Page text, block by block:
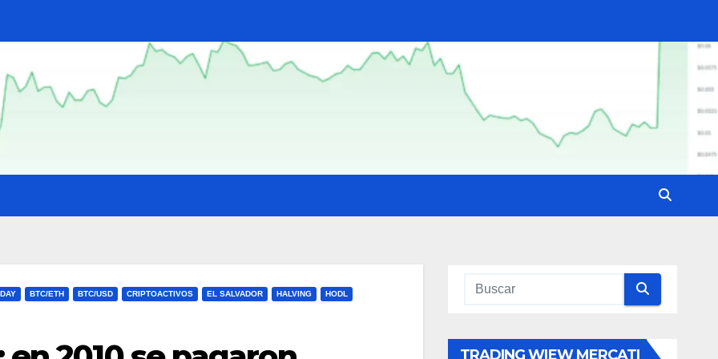
BTC/ETH BTC/USD CRIPTOACTIVOS EL SALVADOR HALVING HODL
TRADING WIEW MERCATI